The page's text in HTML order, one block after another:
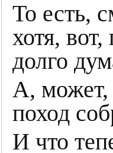
То есть,
хотя,
долго
А, может,
поход
И что